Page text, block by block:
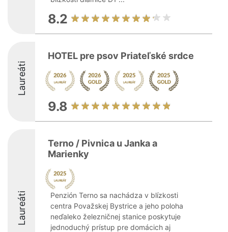
8.2
Laureáti
HOTEL pre psov Priateľské srdce
9.8
Laureáti
Terno / Pivnica u Janka a
Marienky
Penzión Terno sa nachádza v blízkosti
centra Považskej Bystrice a jeho poloha
neďaleko železničnej stanice poskytuje
jednoduchý prístup pre domácich aj